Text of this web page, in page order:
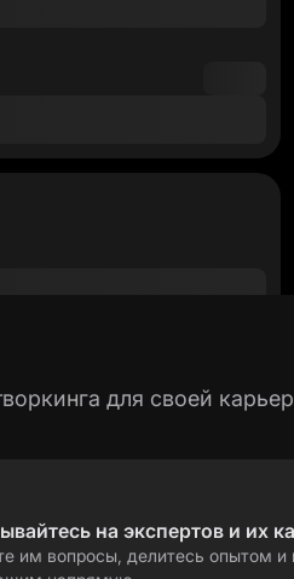
для своей
на экспертов и их
им вопросы, делитесь опытом и